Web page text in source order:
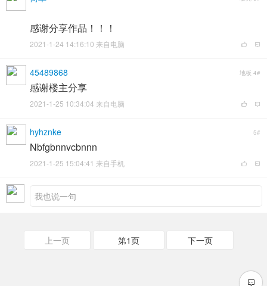
感谢分享作品！！！
2021-1-24 14:16:10 来自电脑
45489868 地板 4#
感谢楼主分享
2021-1-25 10:34:04 来自电脑
hyhznke 5#
Nbfgbnnvcbnnn
2021-1-25 15:04:41 来自手机
上一页 第1页 下一页